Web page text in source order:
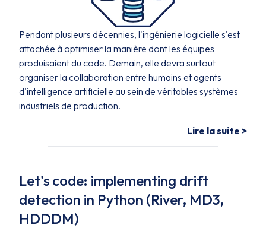
Pendant plusieurs décennies, l'ingénierie logicielle s'est
attachée à optimiser la manière dont les équipes
produisaient du code. Demain, elle devra surtout
organiser la collaboration entre humains et agents
d'intelligence artificielle au sein de véritables systèmes
industriels de production.
Lire la suite >
Let's code: implementing drift
detection in Python (River, MD3,
HDDDM)